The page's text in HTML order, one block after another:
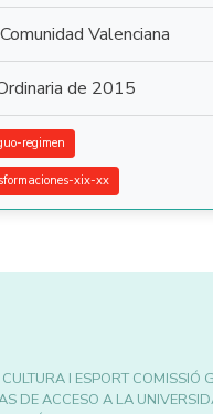
Comunidad Valenciana
de 2015
regimen
xix-xx
I ESPORT COMISSIÓ
DE ACCESO A LA